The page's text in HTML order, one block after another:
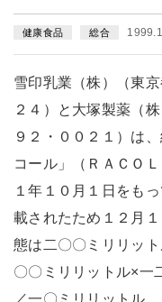
健康食品 総合
雪印乳業（株）（東
２４）と大塚製薬（
９２・００２１）は
コール」（ＲＡＣＯ
１年１０月１日をも
載されたため１２月
態は二〇〇ミリリッ
〇〇ミリリットル×一
／一〇ミリリットル。